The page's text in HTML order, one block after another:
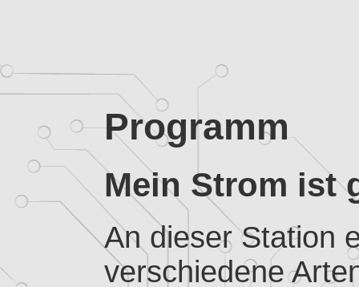
Programm
Mein Strom ist
An dieser Station
verschiedene